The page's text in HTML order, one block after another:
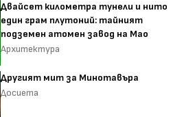
Двайсет километра тунели и нито
един грам плутоний: тайният
подземен атомен завод на Мао
Архитектура
Другият мит за Минотавъра
Досиета